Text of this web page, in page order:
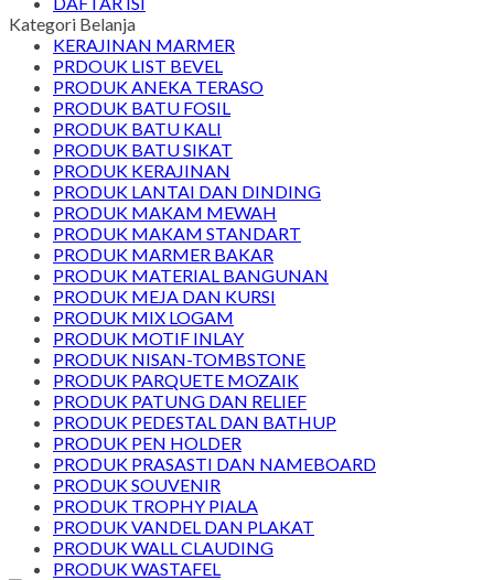
Kategori Belanja
KERAJINAN MARMER
PRDOUK LIST BEVEL
PRODUK ANEKA TERASO
PRODUK BATU FOSIL
PRODUK BATU KALI
PRODUK BATU SIKAT
PRODUK KERAJINAN
PRODUK LANTAI DAN DINDING
PRODUK MAKAM MEWAH
PRODUK MAKAM STANDART
PRODUK MARMER BAKAR
PRODUK MATERIAL BANGUNAN
PRODUK MEJA DAN KURSI
PRODUK MIX LOGAM
PRODUK MOTIF INLAY
PRODUK NISAN-TOMBSTONE
PRODUK PARQUETE MOZAIK
PRODUK PATUNG DAN RELIEF
PRODUK PEDESTAL DAN BATHUP
PRODUK PEN HOLDER
PRODUK PRASASTI DAN NAMEBOARD
PRODUK SOUVENIR
PRODUK TROPHY PIALA
PRODUK VANDEL DAN PLAKAT
PRODUK WALL CLAUDING
PRODUK WASTAFEL